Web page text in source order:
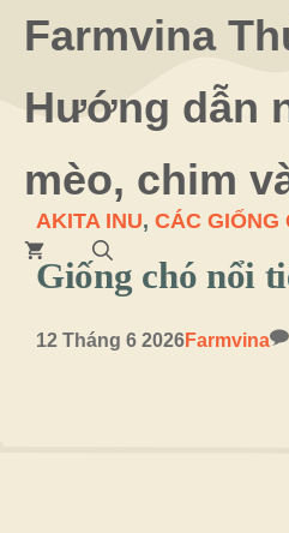
Chuyển
đến
nội
Farmvina
Hướng dẫn
mèo, chim
AKITA INU, CÁC GIỐNG
Giống chó nổi
12 Tháng 6 2026Farmvina